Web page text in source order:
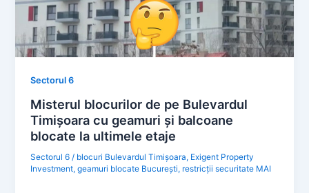
Sectorul 6
Misterul blocurilor de pe Bulevardul
Timișoara cu geamuri și balcoane
blocate la ultimele etaje
Sectorul 6 / blocuri Bulevardul Timișoara, Exigent Property
Investment,geamuri blocate București, restricții securitate MAI